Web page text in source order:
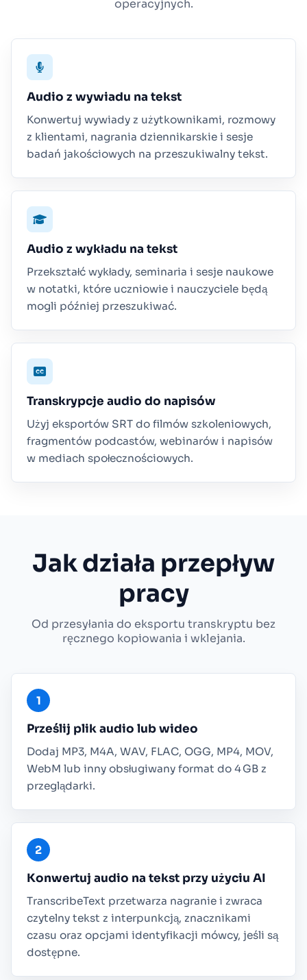
operacyjnych.
Audio z wywiadu na tekst
Konwertuj wywiady z użytkownikami, rozmowy
z klientami, nagrania dziennikarskie i sesje
badań jakościowych na przeszukiwalny tekst.
Audio z wykładu na tekst
Przekształć wykłady, seminaria i sesje naukowe
w notatki, które uczniowie i nauczyciele będą
mogli później przeszukiwać.
Transkrypcje audio do napisów
Użyj eksportów SRT do filmów szkoleniowych,
fragmentów podcastów, webinarów i napisów
w mediach społecznościowych.
Jak działa przepływ
pracy
Od przesyłania do eksportu transkryptu bez
ręcznego kopiowania i wklejania.
Prześlij plik audio lub wideo
Dodaj MP3, M4A, WAV, FLAC, OGG, MP4, MOV,
WebM lub inny obsługiwany format do 4 GB z
przeglądarki.
Konwertuj audio na tekst przy użyciu AI
TranscribeText przetwarza nagranie i zwraca
czytelny tekst z interpunkcją, znacznikami
czasu oraz opcjami identyfikacji mówcy, jeśli są
dostępne.